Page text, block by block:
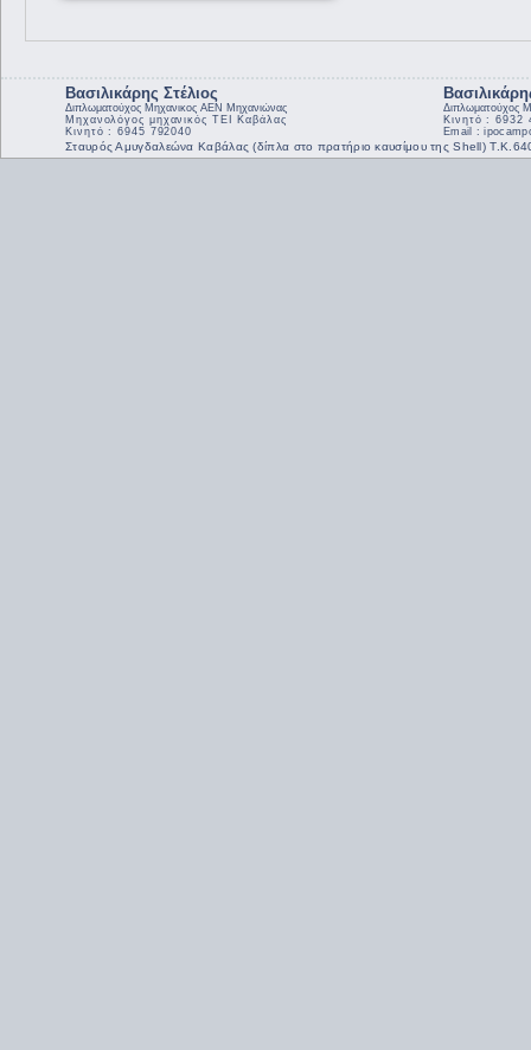
Βασιλικάρης Στέλιος
Διπλωματούχος Μηχανικος ΑΕΝ Μηχανιώνας
Μηχανολόγος μηχανικός ΤΕΙ Καβάλας
Κινητό : 6945 792040
Διπλωματούχος
Κινητό : 6932
Email :
Σταυρός Αμυγδαλεώνα Καβάλας (δίπλα στο πρατήριο καυσίμου της Shell)